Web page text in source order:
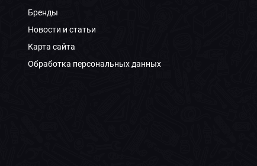
Бренды
Новости и статьи
Карта сайта
Обработка персональных данных